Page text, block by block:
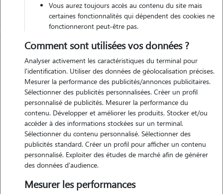
Motivation
Je suis disponible pour garder votre chat et en prendre le plus grand
soin possible lors de vos absences. j’en ai gardé un certain nombre
tous plus différents les uns que les autres, c’est un plaisir à chaque
Vous aurez toujours accès au contenu du site mais
certaines fonctionnalités qui dépendent des cookies ne
fonctionneront peut-être pas.
Comment sont utilisées vos données ?
Analyser activement les caractéristiques du terminal pour
l'identification. Utiliser des données de géolocalisation précises.
Mesurer la performance des publicités/annonces publicitaires.
Sélectionner des publicités personnalisées. Créer un profil
personnalisé de publicités. Mesurer la performance du
contenu. Développer et améliorer les produits. Stocker et/ou
accéder à des informations stockées sur un terminal.
Sélectionner du contenu personnalisé. Sélectionner des
publicités standard. Créer un profil pour afficher un contenu
personnalisé. Exploiter des études de marché afin de générer
des données d'audience.
Mesurer les performances